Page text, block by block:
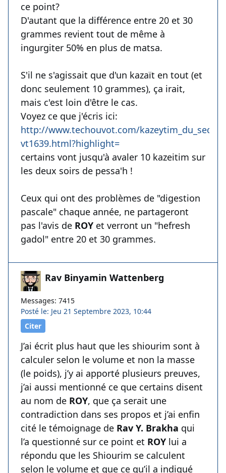
ce point?
D'autant que la différence entre 20 et 30
grammes revient tout de même à
ingurgiter 50% en plus de matsa.
S'il ne s'agissait que d'un kazaït en tout (et
donc seulement 10 grammes), ça irait,
mais c'est loin d'être le cas.
Voyez ce que j'écris ici:
http://www.techouvot.com/kazeytim_du_seder-
vt1639.html?highlight=
certains vont jusqu'à avaler 10 kazeitim sur
les deux soirs de pessa'h !
Ceux qui ont des problèmes de "digestion
pascale" chaque année, ne partageront
pas l'avis de ROY et verront un "hefresh
gadol" entre 20 et 30 grammes.
Rav Binyamin Wattenberg
Messages: 7415
Posté le: Jeu 21 Septembre 2023, 10:44
Citer
J’ai écrit plus haut que les shiourim sont à
calculer selon le volume et non la masse
(le poids), j’y ai apporté plusieurs preuves,
j’ai aussi mentionné ce que certains disent
au nom de ROY, que ça serait une
contradiction dans ses propos et j’ai enfin
cité le témoignage de Rav Y. Brakha qui
l’a questionné sur ce point et ROY lui a
répondu que les Shiourim se calculent
selon le volume et que ce qu’il a indiqué